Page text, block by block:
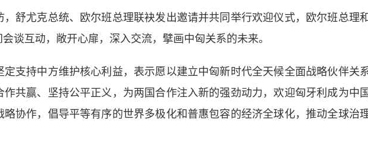
尤克总统、欧尔班总理联袂发出邀请并共同举行欢迎仪式，欧尔班总理
谈互动，敞开心扉，深入交流，擘画中匈关系的未来。
持中方维护核心利益，表示愿以建立中匈新时代全天候全面战略伙伴关
共赢、坚持公平正义，为两国合作注入新的强劲动力，欢迎匈牙利成为中
协作，倡导平等有序的世界多极化和普惠包容的经济全球化，推动全球治